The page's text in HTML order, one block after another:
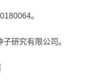
。
研究有限公司。